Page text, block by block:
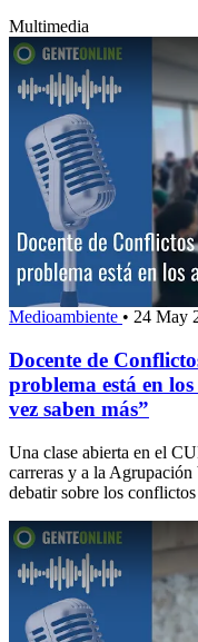
Multimedia
Medioambiente • 24 May
Docente de
problema está en
vez saben más”
Una clase abierta en el
carreras y a la
debatir sobre los